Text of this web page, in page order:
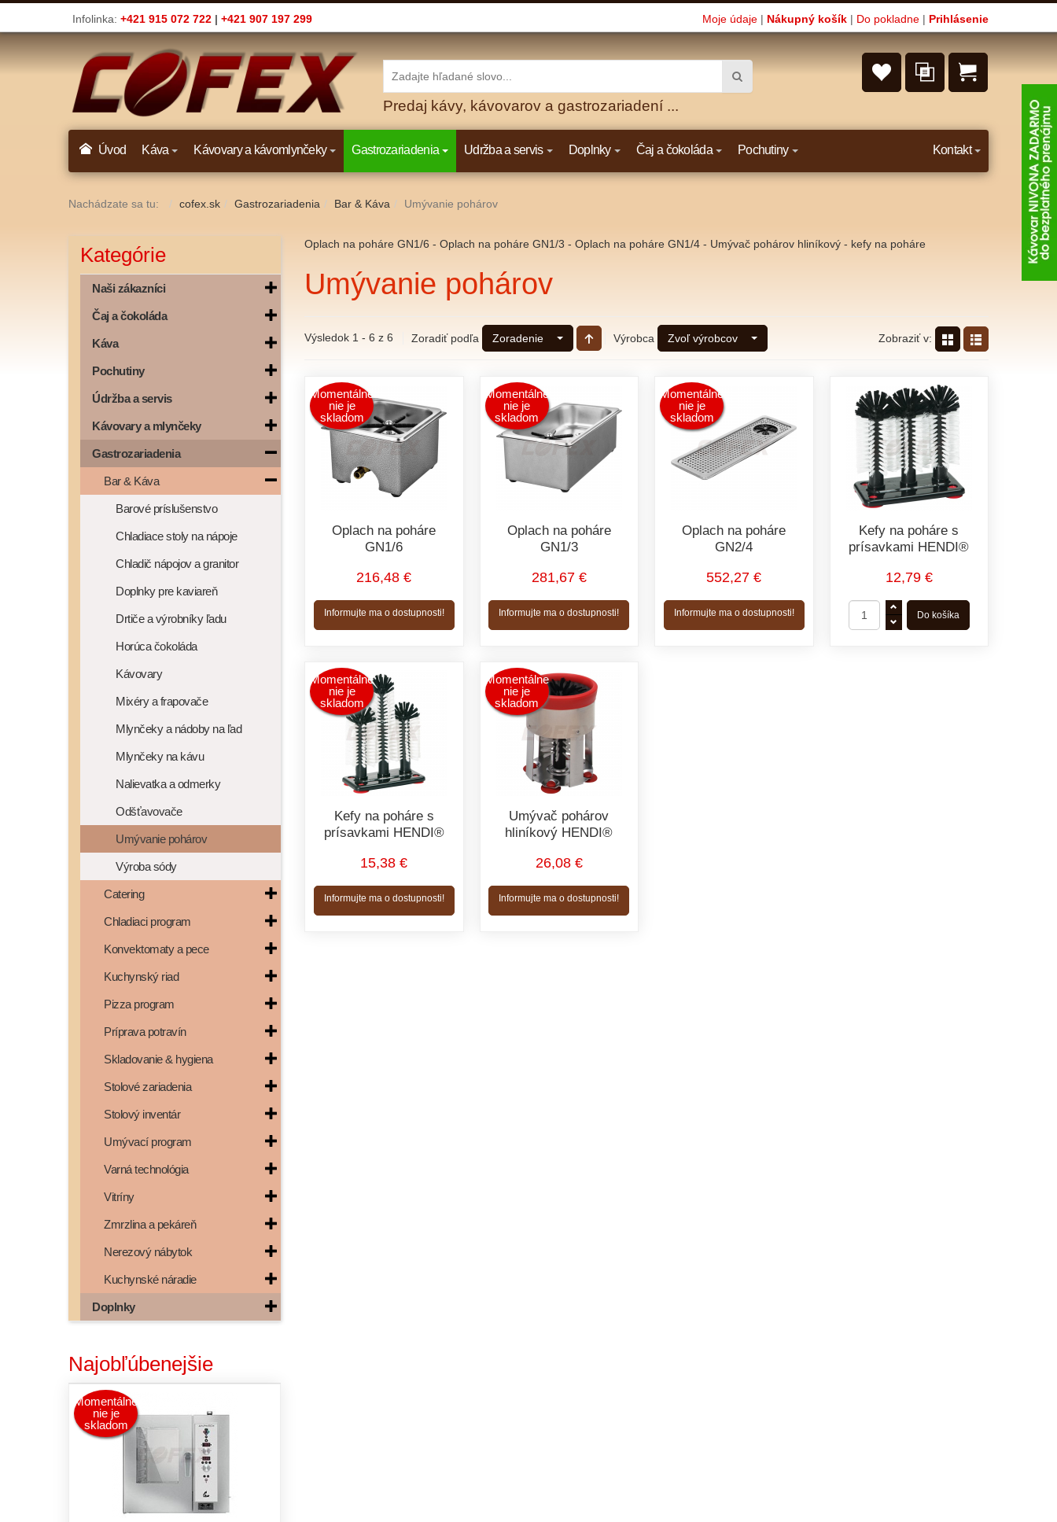
Infolinka: +421 915 072 722 | +421 907 197 299 Moje údaje | Nákupný košík | Do pokladne | Prihlásenie
Predaj kávy, kávovarov a gastrozariadení ...
Úvod Káva Kávovary a kávomlynčeky Gastrozariadenia Udržba a servis Doplnky Čaj a čokoláda Pochutiny Kontakt
Nachádzate sa tu: cofex.sk Gastrozariadenia Bar & Káva Umývanie pohárov
Oplach na poháre GN1/6 - Oplach na poháre GN1/3 - Oplach na poháre GN1/4 - Umývač pohárov hliníkový - kefy na poháre
Umývanie pohárov
Výsledok 1 - 6 z 6 Zoradiť podľa Zoradenie Výrobca Zvoľ výrobcov Zobraziť v:
Momentálne
nie je
skladom
Oplach na poháre
GN1/6
216,48 €
Informujte ma o dostupnosti!
Momentálne
nie je
skladom
Oplach na poháre
GN1/3
281,67 €
Informujte ma o dostupnosti!
Momentálne
nie je
skladom
Oplach na poháre
GN2/4
552,27 €
Informujte ma o dostupnosti!
Kefy na poháre s
prísavkami HENDI®
12,79 €
Momentálne
nie je
skladom
Kefy na poháre s
prísavkami HENDI®
15,38 €
Informujte ma o dostupnosti!
Momentálne
nie je
skladom
Umývač pohárov
hliníkový HENDI®
26,08 €
Informujte ma o dostupnosti!
Kategórie
Naši zákazníci
Čaj a čokoláda
Káva
Pochutiny
Údržba a servis
Kávovary a mlynčeky
Gastrozariadenia
Bar & Káva
Barové príslušenstvo
Chladiace stoly na nápoje
Chladič nápojov a granitor
Doplnky pre kaviareň
Drtiče a výrobníky ľadu
Horúca čokoláda
Kávovary
Mixéry a frapovače
Mlynčeky a nádoby na ľad
Mlynčeky na kávu
Nalievatka a odmerky
Odšťavovače
Umývanie pohárov
Výroba sódy
Catering
Chladiaci program
Konvektomaty a pece
Kuchynský riad
Pizza program
Príprava potravín
Skladovanie & hygiena
Stolové zariadenia
Stolový inventár
Umývací program
Varná technológia
Vitríny
Zmrzlina a pekáreň
Nerezový nábytok
Kuchynské náradie
Doplnky
Najobľúbenejšie
Momentálne
nie je
skladom